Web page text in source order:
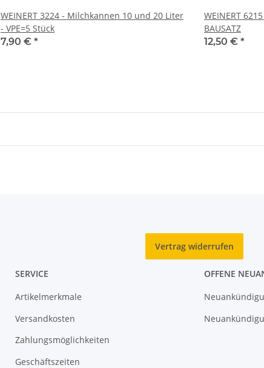
WEINERT 3224 - Milchkannen 10 und 20 Liter
- VPE=5 Stück
7,90 € *
WEINERT
BAUSATZ
12,50 € *
Vertrag widerrufen
SERVICE
Artikelmerkmale
Versandkosten
Zahlungsmöglichkeiten
Geschäftszeiten
OFFENE